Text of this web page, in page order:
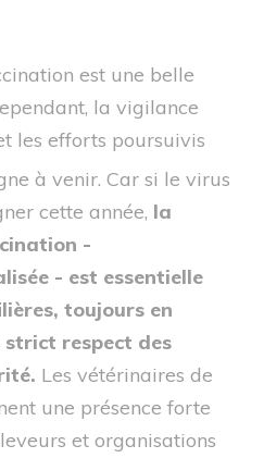
est une belle
la vigilance
les efforts poursuivis
à venir. Car si le virus
cette année, la
-
- est essentielle
toujours en
respect des
Les vétérinaires de
une présence forte
et organisations